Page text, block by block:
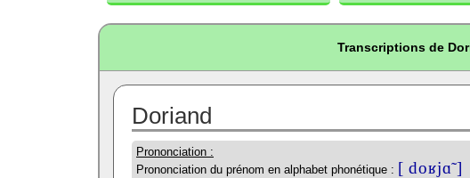
Transcriptions de
Doriand
Prononciation :
Prononciation du prénom en alphabet phonétique : [ doʁjɑ̃ ]